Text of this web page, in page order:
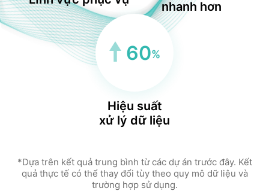
nhanh hơn
60%
Hiệu suất
xử lý dữ liệu
*Dựa trên kết quả trung bình từ các dự án trước đây. Kết
quả thực tế có thể thay đổi tùy theo quy mô dữ liệu và
trường hợp sử dụng.